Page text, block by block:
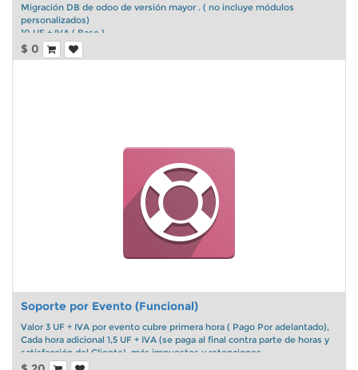
Migración DB de odoo de versión mayor . ( no incluye módulos
personalizados)
10 UF + IVA ( Base )
1 UF adicional por cada salto
$ 0
Soporte por Evento (Funcional)
Valor 3 UF + IVA por evento cubre primera hora ( Pago Por adelantado),
Cada hora adicional 1,5 UF + IVA (se paga al final contra parte de horas y
satisfacción del Cliente), más impuestos y retenciones.